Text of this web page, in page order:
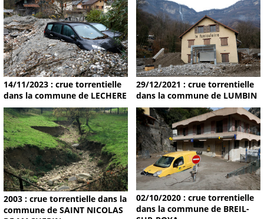
14/11/2023 : crue torrentielle
dans la commune de LECHERE
29/12/2021 : crue torrentielle
dans la commune de LUMBIN
2003 : crue torrentielle dans la
commune de SAINT NICOLAS
02/10/2020 : crue torrentielle
dans la commune de BREIL-